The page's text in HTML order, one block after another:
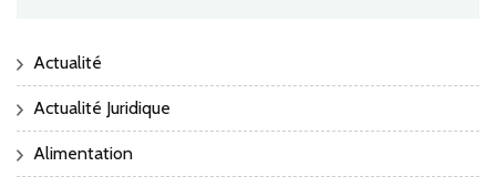
Actualité
Actualité Juridique
Alimentation